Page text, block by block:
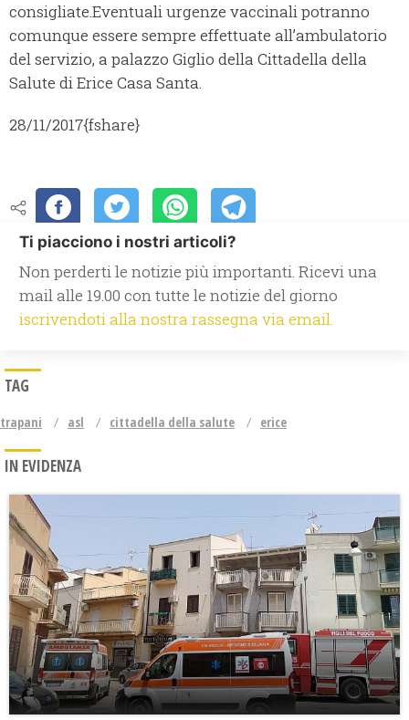
consigliate.Eventuali urgenze vaccinali potranno
comunque essere sempre effettuate all’ambulatorio
del servizio, a palazzo Giglio della Cittadella della
Salute di Erice Casa Santa.
28/11/2017{fshare}
Ti piacciono i nostri articoli?
Non perderti le notizie più importanti. Ricevi una
mail alle 19.00 con tutte le notizie del giorno
iscrivendoti alla nostra rassegna via email.
TAG
trapani asl cittadella della salute erice
IN EVIDENZA